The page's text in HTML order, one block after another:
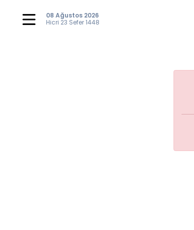
08 Ağustos 2026
Hicri 23 Sefer 1448